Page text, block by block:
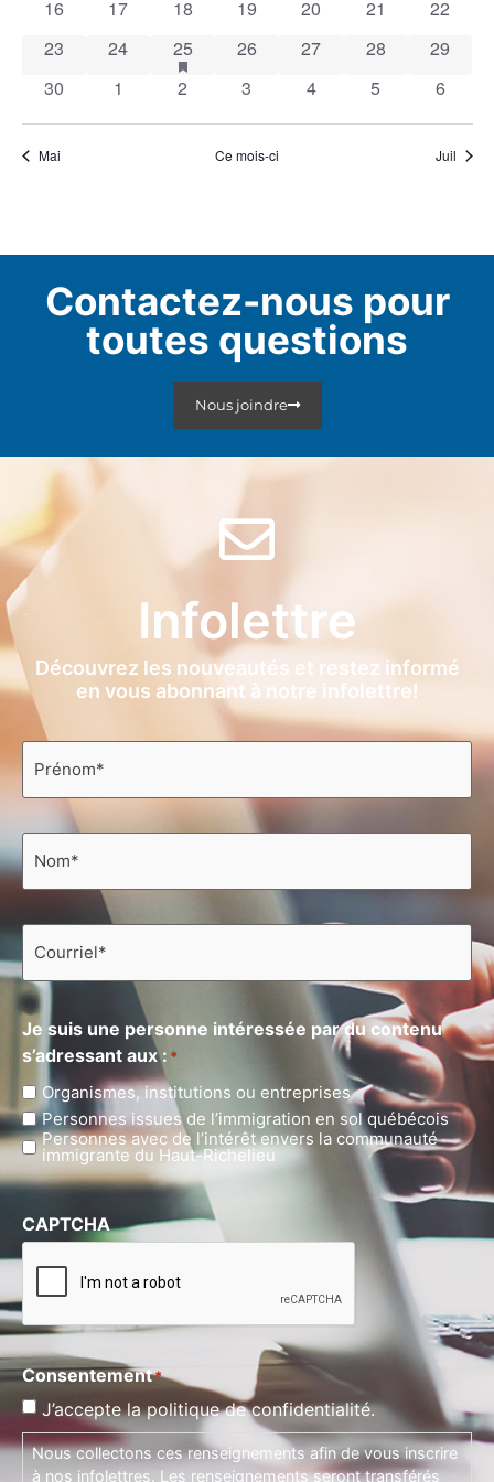
0 évènements
16 0 évènements
17 0 évènements
18 0 évènements
19 0 évènements
20 0 évènements
21 0
22
0 évènements
23 0 évènements
24 2 évènements
25has featured évènements
0 évènements
26 0 évènements
27 0 évènements
28 0
29
0 évènements
30 0 évènements
1 0 évènements
2 0 évènements
3 0 évènements
4 0 évènements
5 0
6
Mai Ce mois-ci Juil
Contactez-nous pour
toutes questions
Nous joindre
Infolettre
Découvrez les nouveautés et restez informé
en vous abonnant à notre infolettre!
Prénom
Nom
Courriel
Je suis une personne intéressée par du contenu
s’adressant aux : *
Organismes, institutions ou entreprises
Personnes issues de l’immigration en sol québécois
Personnes avec de l’intérêt envers la communauté
immigrante du Haut-Richelieu
CAPTCHA
Consentement*
J’accepte la politique de confidentialité.
Nous collectons ces renseignements afin de vous inscrire
à nos infolettres. Les renseignements seront transférés